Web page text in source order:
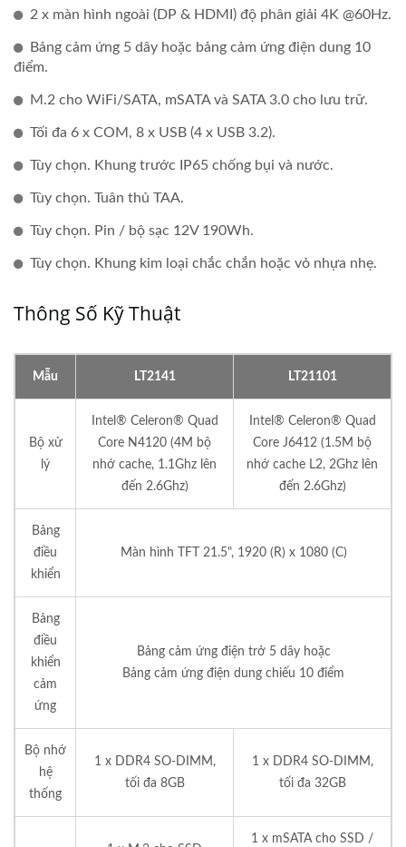
2 x màn hình ngoài (DP & HDMI) độ phân giải 4K @60Hz.
Bảng cảm ứng 5 dây hoặc bảng cảm ứng điện dung 10
điểm.
M.2 cho WiFi/SATA, mSATA và SATA 3.0 cho lưu trữ.
Tối đa 6 x COM, 8 x USB (4 x USB 3.2).
Tùy chọn. Khung trước IP65 chống bụi và nước.
Tùy chọn. Tuân thủ TAA.
Tùy chọn. Pin / bộ sạc 12V 190Wh.
Tùy chọn. Khung kim loại chắc chắn hoặc vỏ nhựa nhẹ.
Thông Số Kỹ Thuật
Mẫu LT2141 LT21101
Bộ xử
lý
Intel® Celeron® Quad
Core N4120 (4M bộ
nhớ cache, 1.1Ghz lên
đến 2.6Ghz)
Intel® Celeron® Quad
Core J6412 (1.5M bộ
nhớ cache L2, 2Ghz lên
đến 2.6Ghz)
Bảng
điều
khiển
Màn hình TFT 21.5", 1920 (R) x 1080 (C)
Bảng
điều
khiển
cảm
ứng
Bảng cảm ứng điện trở 5 dây hoặc
Bảng cảm ứng điện dung chiếu 10 điểm
Bộ nhớ
hệ
thống
1 x DDR4 SO-DIMM,
tối đa 8GB
1 x DDR4 SO-DIMM,
tối đa 32GB
1 x mSATA cho SSD /